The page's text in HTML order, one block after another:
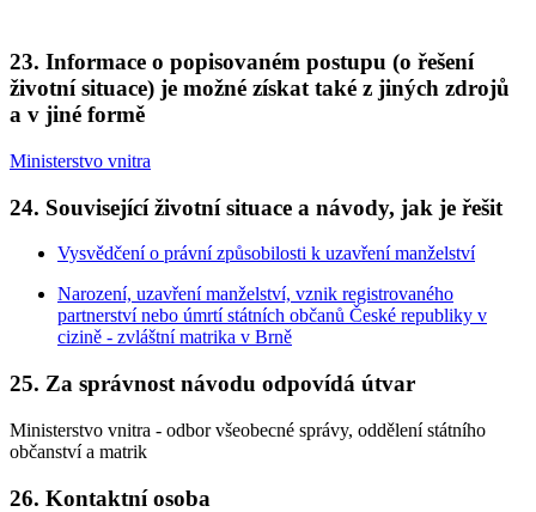
23. Informace o popisovaném postupu (o řešení
životní situace) je možné získat také z jiných zdrojů
a v jiné formě
Ministerstvo vnitra
24. Související životní situace a návody, jak je řešit
Vysvědčení o právní způsobilosti k uzavření manželství
Narození, uzavření manželství, vznik registrovaného
partnerství nebo úmrtí státních občanů České republiky v
cizině - zvláštní matrika v Brně
25. Za správnost návodu odpovídá útvar
Ministerstvo vnitra - odbor všeobecné správy, oddělení státního
občanství a matrik
26. Kontaktní osoba